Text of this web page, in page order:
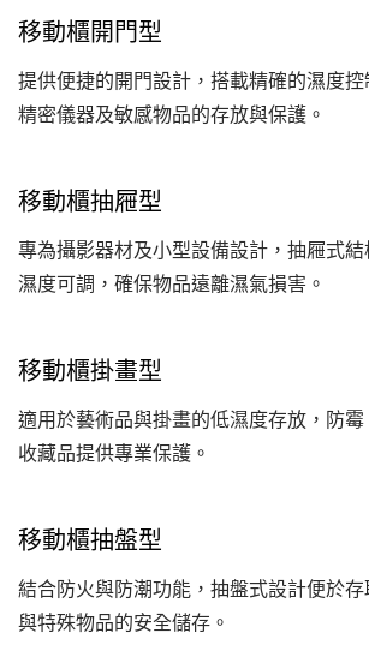
移動櫃開門型
提供便捷的開門設計，搭載精確的濕度
精密儀器及敏感物品的存放與保護。
移動櫃抽屜型
專為攝影器材及小型設備設計，抽屜式結
濕度可調，確保物品遠離濕氣損害。
移動櫃掛畫型
適用於藝術品與掛畫的低濕度存放，防
收藏品提供專業保護。
移動櫃抽盤型
結合防火與防潮功能，抽盤式設計便於
與特殊物品的安全儲存。